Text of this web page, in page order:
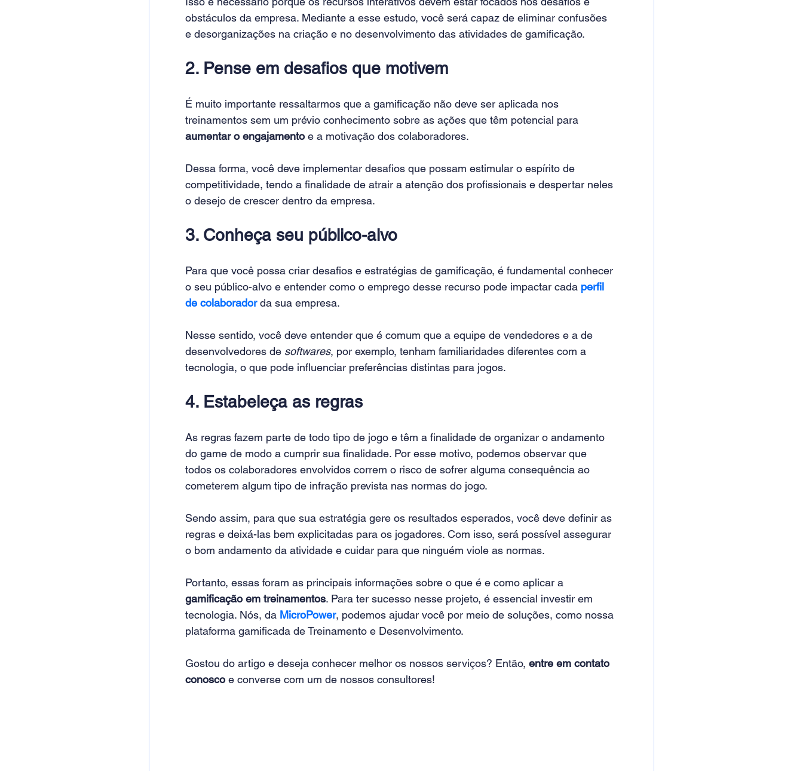
obstáculos da empresa. Mediante a esse estudo, você será capaz de eliminar confusões
e desorganizações na criação e no desenvolvimento das atividades de gamificação.
2. Pense em desafios que motivem
É muito importante ressaltarmos que a gamificação não deve ser aplicada nos
treinamentos sem um prévio conhecimento sobre as ações que têm potencial para
aumentar o engajamento e a motivação dos colaboradores.
Dessa forma, você deve implementar desafios que possam estimular o espírito de
competitividade, tendo a finalidade de atrair a atenção dos profissionais e despertar neles
o desejo de crescer dentro da empresa.
3. Conheça seu público-alvo
Para que você possa criar desafios e estratégias de gamificação, é fundamental conhecer
o seu público-alvo e entender como o emprego desse recurso pode impactar cada perfil
de colaborador da sua empresa.
Nesse sentido, você deve entender que é comum que a equipe de vendedores e a de
desenvolvedores de softwares, por exemplo, tenham familiaridades diferentes com a
tecnologia, o que pode influenciar preferências distintas para jogos.
4. Estabeleça as regras
As regras fazem parte de todo tipo de jogo e têm a finalidade de organizar o andamento
do game de modo a cumprir sua finalidade. Por esse motivo, podemos observar que
todos os colaboradores envolvidos correm o risco de sofrer alguma consequência ao
cometerem algum tipo de infração prevista nas normas do jogo.
Sendo assim, para que sua estratégia gere os resultados esperados, você deve definir as
regras e deixá-las bem explicitadas para os jogadores. Com isso, será possível assegurar
o bom andamento da atividade e cuidar para que ninguém viole as normas.
Portanto, essas foram as principais informações sobre o que é e como aplicar a
gamificação em treinamentos. Para ter sucesso nesse projeto, é essencial investir em
tecnologia. Nós, da MicroPower, podemos ajudar você por meio de soluções, como nossa
plataforma gamificada de Treinamento e Desenvolvimento.
Gostou do artigo e deseja conhecer melhor os nossos serviços? Então, entre em contato
conosco e converse com um de nossos consultores!